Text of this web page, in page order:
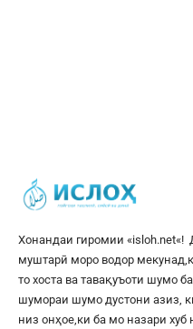
Хонандаи гиромии «isloh.net«!
муштарӣ моро водор
то хоста ва тавақуъоти шумо
шумораи шумо дустони азиз,
низ онҳое,ки ба мо назари